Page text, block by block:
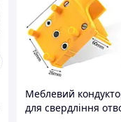
Меблевий
для свердління